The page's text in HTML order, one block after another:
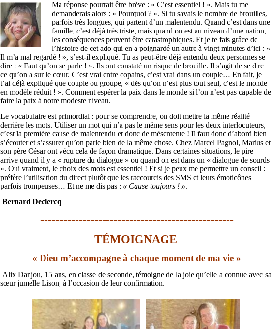
Ma réponse pourrait être brève : « C’est essentiel ! ». Mais tu me
demanderais alors : « Pourquoi ? ». Si tu savais le nombre de brouilles,
parfois très longues, qui partent d’un malentendu. Quand c’est dans une
famille, c’est déjà très triste, mais quand on est au niveau d’une nation,
les conséquences peuvent être catastrophiques. Et je te fais grâce de
l’histoire de cet ado qui en a poignardé un autre à vingt minutes d’ici : «
Il m’a mal regardé ! », s’est-il expliqué. Tu as peut-être déjà entendu deux personnes se
dire : « Faut qu’on se parle ! ». Ils ont constaté un risque de brouille. Il s’agit de se dire
ce qu’on a sur le cœur. C’est vrai entre copains, c’est vrai dans un couple… En fait, je
t’ai déjà expliqué que couple ou groupe, « dès qu’on n’est plus tout seul, c’est le monde
en modèle réduit ! ». Comment espérer la paix dans le monde si l’on n’est pas capable de
faire la paix à notre modeste niveau.
Le vocabulaire est primordial : pour se comprendre, on doit mettre la même réalité
derrière les mots. Utiliser un mot qui n’a pas le même sens pour les deux interlocuteurs,
c’est la première cause de malentendu et donc de mésentente ! Il faut donc d’abord bien
s’écouter et s’assurer qu’on parle bien de la même chose. Chez Marcel Pagnol, Marius et
son père César ont vécu cela de façon dramatique. Dans certaines situations, le pire
arrive quand il y a « rupture du dialogue » ou quand on est dans un « dialogue de sourds
». Oui vraiment, le choix des mots est essentiel ! Et si je peux me permettre un conseil :
préfère l’utilisation du direct plutôt que les raccourcis des SMS et leurs émoticônes
parfois trompeuses… Et ne me dis pas : « Cause toujours ! ».
Bernard Declercq
--------------------------------------------------
TÉMOIGNAGE
« Dieu m’accompagne à chaque moment de ma vie »
Alix Danjou, 15 ans, en classe de seconde, témoigne de la joie qu’elle a connue avec sa
sœurjumelle Lison, à l’occasion de leur confirmation.